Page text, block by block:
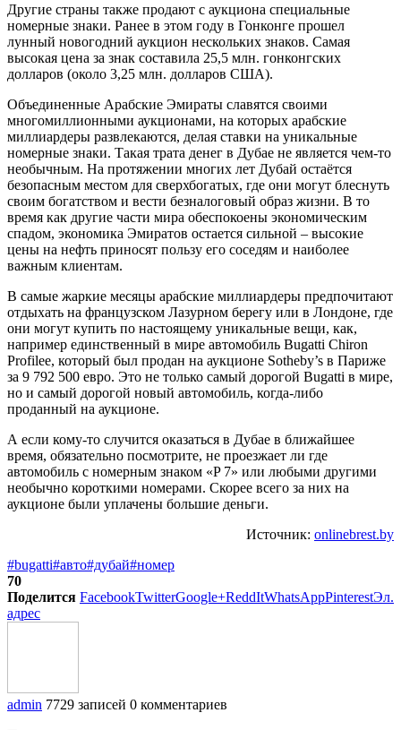
Другие страны также продают с аукциона специальные
номерные знаки. Ранее в этом году в Гонконге прошел
лунный новогодний аукцион нескольких знаков. Самая
высокая цена за знак составила 25,5 млн. гонконгских
долларов (около 3,25 млн. долларов США).
Объединенные Арабские Эмираты славятся своими
многомиллионными аукционами, на которых арабские
миллиардеры развлекаются, делая ставки на уникальные
номерные знаки. Такая трата денег в Дубае не является чем-то
необычным. На протяжении многих лет Дубай остаётся
безопасным местом для сверхбогатых, где они могут блеснуть
своим богатством и вести безналоговый образ жизни. В то
время как другие части мира обеспокоены экономическим
спадом, экономика Эмиратов остается сильной – высокие
цены на нефть приносят пользу его соседям и наиболее
важным клиентам.
В самые жаркие месяцы арабские миллиардеры предпочитают
отдыхать на французском Лазурном берегу или в Лондоне, где
они могут купить по настоящему уникальные вещи, как,
например единственный в мире автомобиль Bugatti Chiron
Profilee, который был продан на аукционе Sotheby’s в Париже
за 9 792 500 евро. Это не только самый дорогой Bugatti в мире,
но и самый дорогой новый автомобиль, когда-либо
проданный на аукционе.
А если кому-то случится оказаться в Дубае в ближайшее
время, обязательно посмотрите, не проезжает ли где
автомобиль с номерным знаком «P 7» или любыми другими
необычно короткими номерами. Скорее всего за них на
аукционе были уплачены большие деньги.
Источник: onlinebrest.by
#bugatti#авто#дубай#номер
70
Поделится FacebookTwitterGoogle+ReddItWhatsAppPinterestЭл.
адрес
admin 7729 записей 0 комментариев